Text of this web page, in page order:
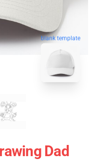
blank template
Dad